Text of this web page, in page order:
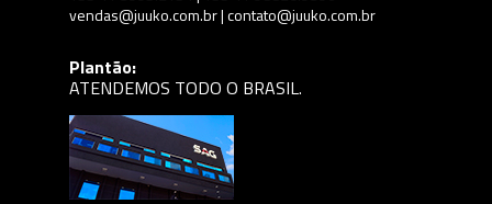
vendas@juuko.com.br | contato@juuko.com.br
Plantão:
ATENDEMOS TODO O BRASIL.